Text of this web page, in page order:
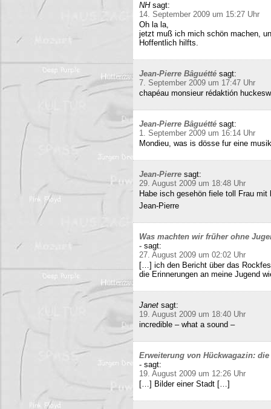
NH sagt:
14. September 2009 um 15:27 Uhr
Oh la la,
jetzt muß ich mich schön machen,
Hoffentlich hilfts.
Jean-Pierre Bâguétté sagt:
7. September 2009 um 17:47 Uhr
chapéau monsieur rédaktión
Jean-Pierre Bâguétté sagt:
1. September 2009 um 16:14 Uhr
Mondieu, was is dösse fur eine
Jean-Pierre sagt:
29. August 2009 um 18:48 Uhr
Habe isch gesehön fiele toll Frau
Jean-Pierre
Was machten wir früher ohne
- sagt:
27. August 2009 um 02:02 Uhr
[…] ich den Bericht über das
die Erinnerungen an meine Jugend
Janet sagt:
19. August 2009 um 18:40 Uhr
incredible – what a sound –
Erweiterung von Hückwagazin:
- sagt:
19. August 2009 um 12:26 Uhr
[…] Bilder einer Stadt […]